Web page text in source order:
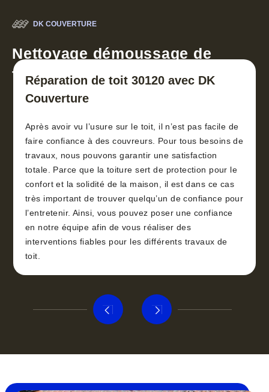
DK COUVERTURE
Nettoyage démoussage de
toiture 30
Réparation de toit 30120 avec DK
Couverture
Après avoir vu l’usure sur le toit, il n’est pas facile de
faire confiance à des couvreurs. Pour tous besoins de
travaux, nous pouvons garantir une satisfaction
totale. Parce que la toiture sert de protection pour le
confort et la solidité de la maison, il est dans ce cas
très important de trouver quelqu’un de confiance pour
l’entretenir. Ainsi, vous pouvez poser une confiance
en notre équipe afin de vous réaliser des
interventions fiables pour les différents travaux de
toit.